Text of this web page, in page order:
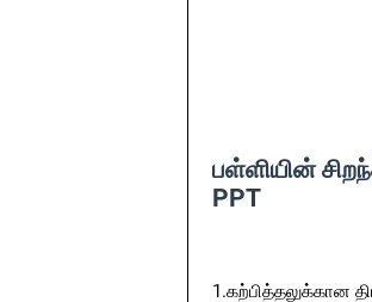
பள்ளியின்
PPT
1.கற்பித்தலுக்கான